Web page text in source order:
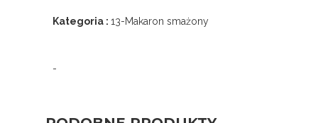
Kategoria : 13-Makaron smażony
-